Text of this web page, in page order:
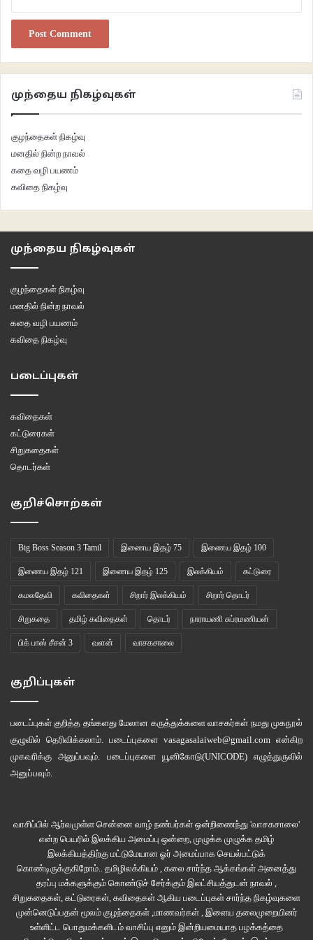
முந்தைய நிகழ்வுகள்
குழந்தைகள் நிகழ்வு
மனதில் நின்ற நாவல்
கதை வழி பயணம்
கவிதை நிகழ்வு
முந்தைய நிகழ்வுகள்
குழந்தைகள் நிகழ்வு
மனதில் நின்ற நாவல்
கதை வழி பயணம்
கவிதை நிகழ்வு
படைப்புகள்
கவிதைகள்
கட்டுரைகள்
சிறுகதைகள்
தொடர்கள்
குறிச்சொற்கள்
Big Boss Season 3 Tamil இணைய இதழ் 75 இணைய இதழ் 100
இணைய இதழ் 121 இணைய இதழ் 125 இலக்கியம் கட்டுரை
கமலதேவி கவிதைகள் சிறார் இலக்கியம் சிறார் தொடர்
சிறுகதை தமிழ் கவிதைகள் தொடர் நாராயணி சுப்ரமணியன்
பிக் பாஸ் சீசன் 3 வளன் வாசகசாலை
குறிப்புகள்
படைப்புகள் குறித்த தங்களது மேலான கருத்துக்களை வாசகர்கள் நமது முகநூல்
குழுவில் தெரிவிக்கலாம். படைப்புகளை vasagasalaiweb@gmail.com என்கிற
முகவரிக்கு அனுப்பவும். படைப்புகளை யூனிகோடு(UNICODE)எழுத்துருவில்
அனுப்பவும்.
வாசிப்பில் ஆர்வமுள்ள சென்னை வாழ் நண்பர்கள் ஒன்றிணைந்து 'வாசகசாலை'
என்ற பெயரில் இலக்கிய அமைப்பு ஒன்றை, முழுக்க முழுக்க தமிழ்
இலக்கியத்திற்கு மட்டுமேயான ஓர் அமைப்பாக செயல்பட்டுக்
கொண்டிருக்குகிறோம்.. தமிழிலக்கியம் , கலை சார்ந்த ஆக்கங்கள் அனைத்து
தரப்பு மக்களுக்கும் கொண்டுச் சேர்க்கும் இலட்சியத்துடன் நாவல் ,
சிறுகதைகள், கட்டுரைகள், கவிதைகள் ஆகிய படைப்புகள் சார்ந்த நிகழ்வுகளை
முன்னெடுப்பதன் மூலம் குழந்தைகள் ,மாணவர்கள் , இளைய தலைமுறையினர்
உள்ளிட்ட பொதுமக்களிடம் வாசிப்பு எனும் இன்றியமையாத பழக்கத்தை